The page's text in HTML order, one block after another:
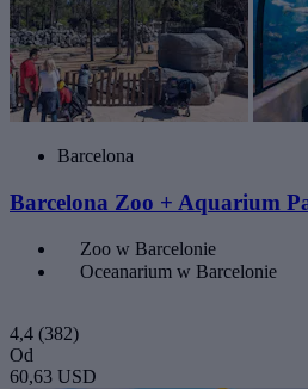
Barcelona
Barcelona Zoo + Aquarium
Zoo w Barcelonie
Oceanarium w Barcelonie
4,4 (382)
Od
60,63 USD